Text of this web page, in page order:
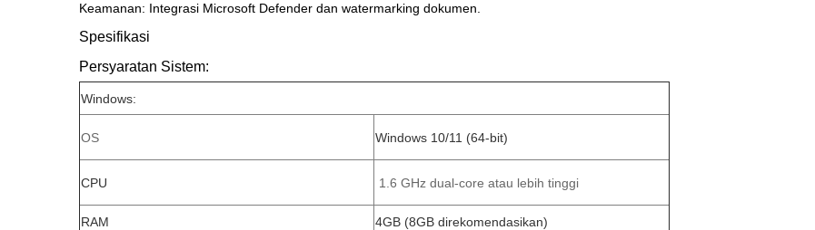
Keamanan: Integrasi Microsoft Defender dan watermarking dokumen.
Spesifikasi
Persyaratan Sistem:
Windows:
OS Windows 10/11 (64-bit)
CPU 1.6 GHz dual-core atau lebih tinggi
RAM 4GB (8GB direkomendasikan)